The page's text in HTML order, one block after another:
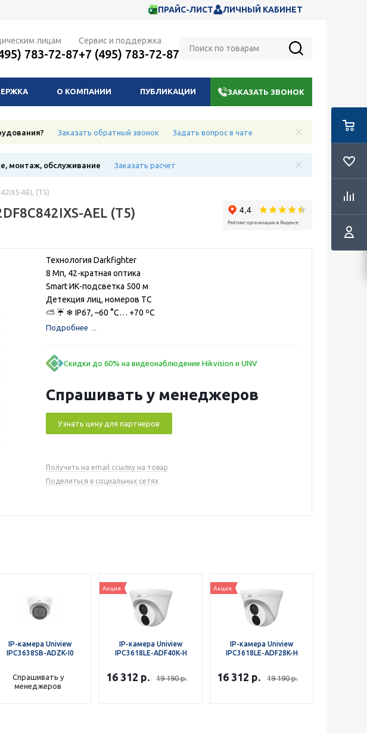
ПРАЙС-ЛИСТ ЛИЧНЫЙ КАБИНЕТ
лицам
783-72-87
Сервис и поддержка
+7 (495) 783-72-87
О КОМПАНИИ ПУБЛИКАЦИИ ЗАКАЗАТЬ ЗВОНОК
Заказать обратный звонок Задать вопрос в чате
монтаж, обслуживание Заказать расчет
AEL (T5)
AEL (T5)
Технология Darkfighter
8 Мп, 42-кратная оптика
Smart ИК-подсветка 500 м
Детекция лиц, номеров ТС
⛅ ☔ ❄ IP67, –60 °C… +70 ºС
Подробнее
Скидки до 60% на видеонаблюдение Hikvision и UNV
Спрашивать у менеджеров
Узнать цену для партнеров
Получить на email ссылку на товар
Поделиться в социальных сетях
IP-камера Uniview
IPC3638SB-ADZK-I0
Спрашивать у
менеджеров
Акция
IP-камера Uniview
IPC3618LE-ADF40K-H
16 312 р. 19 190р.
Акция
IP-камера Uniview
IPC3618LE-ADF28K-H
16 312 р. 19 190р.